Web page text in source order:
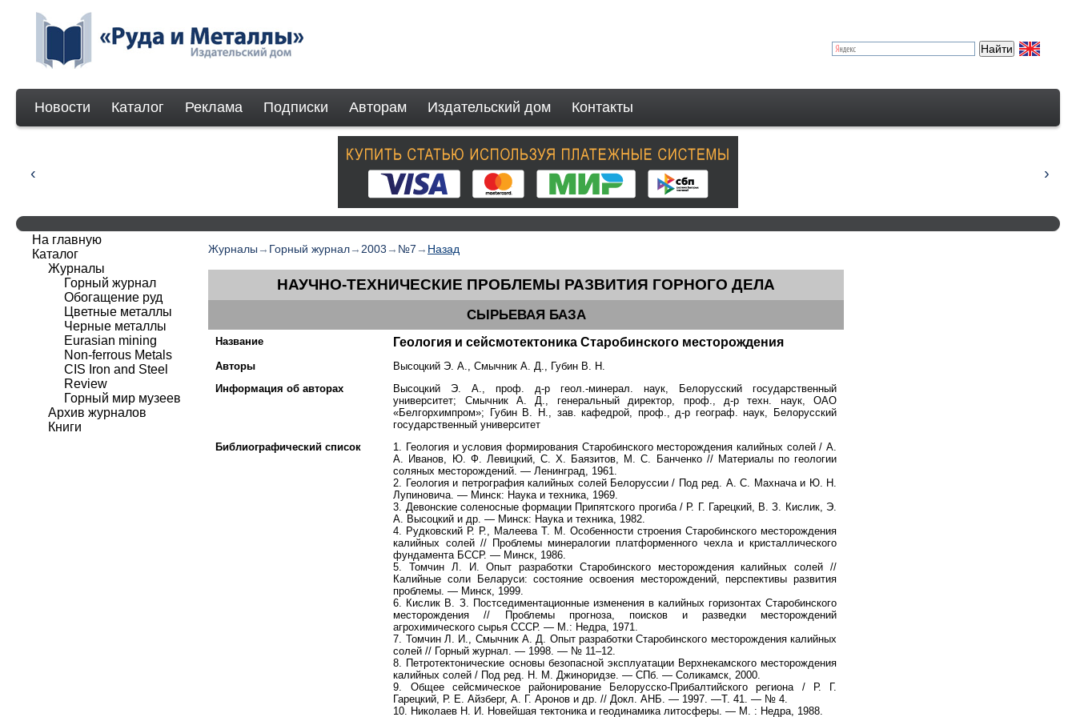
Новости Каталог Реклама Подписки Авторам Издательский дом Контакты
Журналы → Горный журнал→ 2003 → №7 → Назад
НАУЧНО-ТЕХНИЧЕСКИЕ ПРОБЛЕМЫ РАЗВИТИЯ ГОРНОГО ДЕЛА
СЫРЬЕВАЯ БАЗА
Название Геология и сейсмотектоника Старобинского месторождения
Авторы
Высоцкий Э. А., Смычник А. Д., Губин В. Н.
Информация об авторах
Высоцкий Э. А., проф. д-р геол.-минерал. наук, Белорусский государственный
университет; Смычник А. Д., генеральный директор, проф., д-р техн. наук, ОАО
«Белгорхимпром»; Губин В. Н., зав. кафедрой, проф., д-р географ. наук, Белорусский
государственный университет
Библиографический список
1. Геология и условия формирования Старобинского месторождения калийных солей / А.
А. Иванов, Ю. Ф. Левицкий, С. Х. Баязитов, М. С. Банченко // Материалы по геологии
соляных месторождений. — Ленинград, 1961.
2. Геология и петрография калийных солей Белоруссии / Под ред. А. С. Махнача и Ю. Н.
Лупиновича. — Минск: Наука и техника, 1969.
3. Девонские соленосные формации Припятского прогиба / Р. Г. Гарецкий, В. З. Кислик, Э.
А. Высоцкий и др. — Минск: Наука и техника, 1982.
4. Рудковский Р. Р., Малеева Т. М. Особенности строения Старобинского месторождения
калийных солей // Проблемы минералогии платформенного чехла и кристаллического
фундамента БССР. — Минск, 1986.
5. Томчин Л. И. Опыт разработки Старобинского месторождения калийных солей //
Калийные соли Беларуси: состояние освоения месторождений, перспективы развития
проблемы. — Минск, 1999.
6. Кислик В. З. Постседиментационные изменения в калийных горизонтах Старобинского
месторождения // Проблемы прогноза, поисков и разведки месторождений
агрохимического сырья СССР. — М.: Недра, 1971.
7. Томчин Л. И., Смычник А. Д. Опыт разработки Старобинского месторождения калийных
солей // Горный журнал. — 1998. — № 11–12.
8. Петротектонические основы безопасной эксплуатации Верхнекамского месторождения
калийных солей / Под ред. Н. М. Джиноридзе. — СПб. — Соликамск, 2000.
9. Общее сейсмическое районирование Белорусско-Прибалтийского региона / Р. Г.
Гарецкий, Р. Е. Айзберг, А. Г. Аронов и др. // Докл. АНБ. — 1997. —Т. 41. — № 4.
10. Николаев Н. И. Новейшая тектоника и геодинамика литосферы. — М. : Недра, 1988.
На главную
Каталог
Журналы
Горный журнал
Обогащение руд
Цветные металлы
Черные металлы
Eurasian mining
Non-ferrous Мetals
CIS Iron and Steel
Review
Горный мир музеев
Архив журналов
Книги